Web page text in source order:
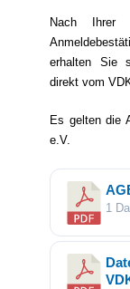
Nach Ihrer
erhalten Sie
direkt vom
Es gelten die
e.V.
1